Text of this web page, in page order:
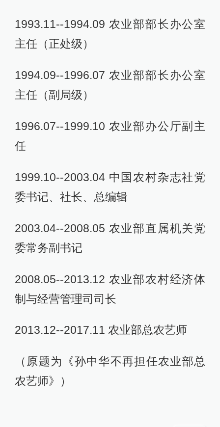
1993.11--1994.09 农业部部长办公室
主任（正处级）
1994.09--1996.07 农业部部长办公室
主任（副局级）
1996.07--1999.10 农业部办公厅副主
任
1999.10--2003.04 中国农村杂志社党
委书记、社长、总编辑
2003.04--2008.05 农业部直属机关党
委常务副书记
2008.05--2013.12 农业部农村经济体
制与经营管理司司长
2013.12--2017.11 农业部总农艺师
（原题为《孙中华不再担任农业部总
农艺师》）